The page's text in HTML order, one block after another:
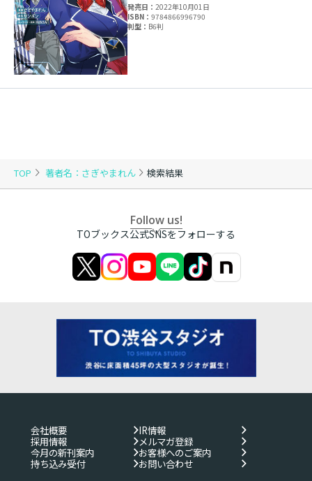
TOP 著者名：さぎやまれん 検索結果
発売日：2022年10月01日
ISBN：9784866996790
判型： B6判
Follow us!
TOブックス公式SNSをフォローする
会社概要
IR情報
採用情報
メルマガ登録
今月の新刊案内
お客様へのご案内
持ち込み受付
お問い合わせ